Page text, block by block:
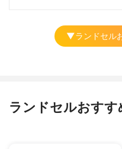
▼ランドセル
ランドセルおす